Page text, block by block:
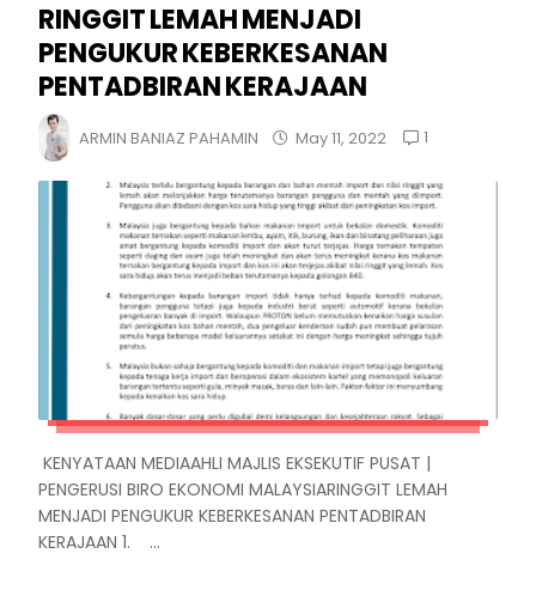
RINGGIT LEMAH MENJADI
PENGUKUR KEBERKESANAN
PENTADBIRAN KERAJAAN
ARMIN BANIAZ PAHAMIN May 11, 2022 1
KENYATAAN MEDIAAHLI MAJLIS EKSEKUTIF PUSAT |
PENGERUSI BIRO EKONOMI MALAYSIARINGGIT LEMAH
MENJADI PENGUKUR KEBERKESANAN PENTADBIRAN
KERAJAAN 1. ...